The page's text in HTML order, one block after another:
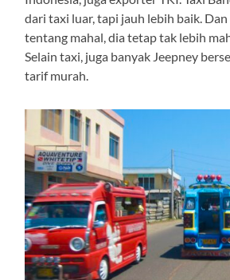
dari taxi luar, tapi jauh lebih baik.
tentang mahal, dia tetap tak lebih
Selain taxi, juga banyak Jeepney
tarif murah.